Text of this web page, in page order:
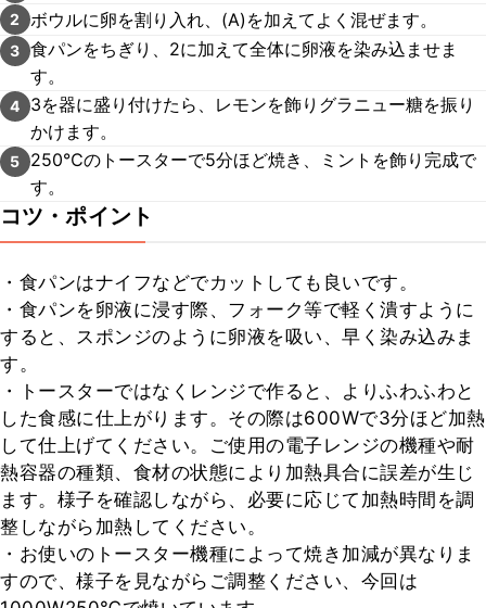
2 ボウルに卵を割り入れ、(A)を加えてよく混ぜます。
3 食パンをちぎり、2に加えて全体に卵液を染み込ませま
す。
4
3を器に盛り付けたら、レモンを飾りグラニュー糖を振り
かけます。
5
250℃のトースターで5分ほど焼き、ミントを飾り完成で
す。
コツ・ポイント
・食パンはナイフなどでカットしても良いです。
・食パンを卵液に浸す際、フォーク等で軽く潰すように
すると、スポンジのように卵液を吸い、早く染み込みま
す。
・トースターではなくレンジで作ると、よりふわふわと
した食感に仕上がります。その際は600Wで3分ほど加熱
して仕上げてください。ご使用の電子レンジの機種や耐
熱容器の種類、食材の状態により加熱具合に誤差が生じ
ます。様子を確認しながら、必要に応じて加熱時間を調
整しながら加熱してください。
・お使いのトースター機種によって焼き加減が異なりま
すので、様子を見ながらご調整ください、今回は